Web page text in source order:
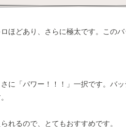
ほどあり、さらに極太です。このバ
に「パワー！！！」一択です。バ
れるので、とてもおすすめです。